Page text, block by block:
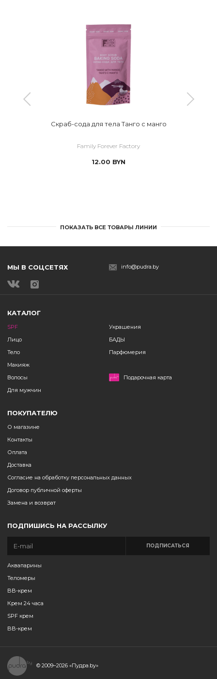
Скраб-сода для тела Танго с манго
Family Forever Factory
12.00 BYN
ПОКАЗАТЬ ВСЕ ТОВАРЫ ЛИНИИ
МЫ В СОЦСЕТЯХ info@pudra.by
КАТАЛОГ
SPF
Лицо
Тело
Макияж
Волосы
Для мужчин
Украшения
БАДЫ
Парфюмерия
Подарочная карта
ПОКУПАТЕЛЮ
О магазине
Контакты
Оплата
Доставка
Согласие на обработку персональных данных
Договор публичной оферты
Замена и возврат
ПОДПИШИСЬ НА РАССЫЛКУ
ПОДПИСАТЬСЯ
Аквапарины
Теломеры
BB-крем
Крем 24 часа
SPF крем
BB-крем
© 2009–2026 «Пудра.by»